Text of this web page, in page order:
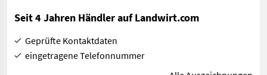
Seit 4 Jahren Händler auf Landwirt.com
Geprüfte Kontaktdaten
eingetragene Telefonnummer